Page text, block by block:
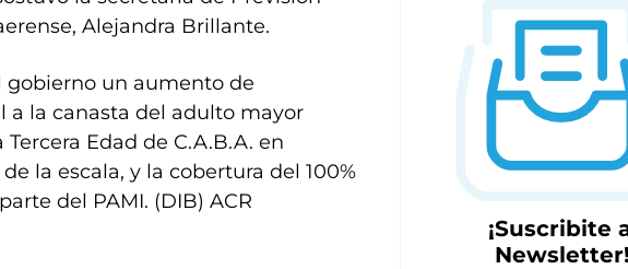
Alejandra Brillante.
gobierno un aumento de
la canasta del adulto mayor
Edad de C.A.B.A. en
la escala, y la cobertura del 100%
del PAMI. (DIB) ACR
¡Suscribite
Newsletter!